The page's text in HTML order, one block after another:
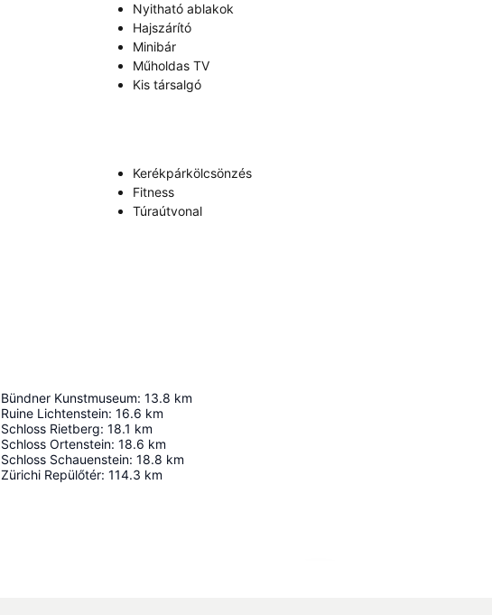
Nyitható ablakok
Hajszárító
Minibár
Műholdas TV
Kis társalgó
Kerékpárkölcsönzés
Fitness
Túraútvonal
Bündner Kunstmuseum: 13.8 km
Ruine Lichtenstein: 16.6 km
Schloss Rietberg: 18.1 km
Schloss Ortenstein: 18.6 km
Schloss Schauenstein: 18.8 km
Zürichi Repülőtér: 114.3 km